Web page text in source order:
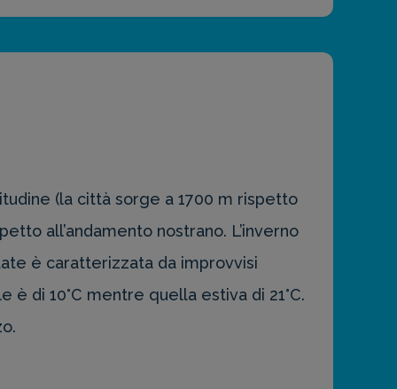
(la città sorge a 1700 m rispetto
all’andamento nostrano. L’inverno
è caratterizzata da improvvisi
di 10°C mentre quella estiva di 21°C.